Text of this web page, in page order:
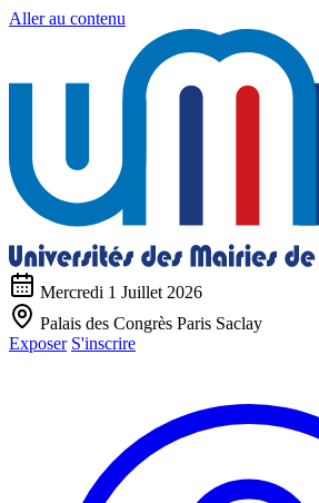
Aller au contenu
Mercredi 1 Juillet 2026
Palais des Congrès Paris Saclay
Exposer S'inscrire